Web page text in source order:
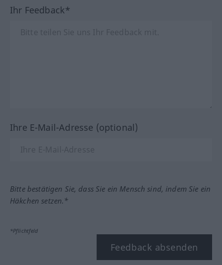
Ihr Feedback*
Ihre E-Mail-Adresse (optional)
Bitte bestätigen Sie, dass Sie ein Mensch sind, indem Sie ein
Häkchen setzen.*
*Pflichtfeld
Feedback absenden